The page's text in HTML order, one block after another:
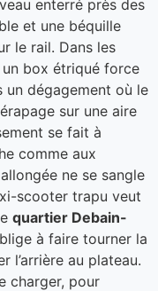
enterré près des
et une béquille
le rail. Dans les
un box étriqué force
un dégagement où le
sur une aire
se fait à
comme aux
ne se sangle
scooter trapu veut
quartier Debain-
à faire tourner la
l’arrière au plateau.
charger, pour